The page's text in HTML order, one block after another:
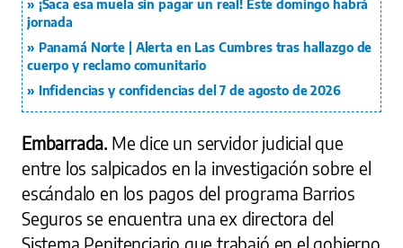
¡Saca esa muela sin pagar un real! Este domingo habrá
jornada
Panamá Norte | Alerta en Las Cumbres tras hallazgo de
cuerpo y reclamo comunitario
Infidencias y confidencias del 7 de agosto de 2026
Embarrada. Me dice un servidor judicial que
entre los salpicados en la investigación sobre el
escándalo en los pagos del programa Barrios
Seguros se encuentra una ex directora del
Sistema Penitenciario que trabajó en el gobierno